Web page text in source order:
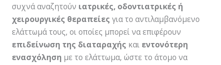
συχνά αναζητούν ιατρικές, οδοντιατρικές ή
χειρουργικές θεραπείες για το αντιλαμβανόμενο
ελάττωµά τους, οι οποίες µπορεί να επιφέρουν
επιδείνωση της διαταραχής και εντονότερη
ενασχόληση µε το ελάττωµα, ώστε το άτοµο να